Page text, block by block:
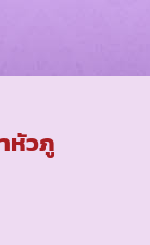
หัวภู